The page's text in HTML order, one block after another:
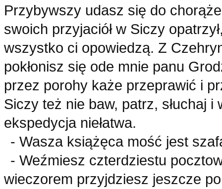
Przybywszy udasz się do
swoich przyjaciół w Siczy
wszystko ci opowiedzą. Z
pokłonisz się ode mnie panu
przez porohy każe przeprawić i
Siczy też nie baw, patrz, słuchaj
ekspedycja niełatwa.
- Wasza książęca mość jest
- Weźmiesz czterdziestu
wieczorem przyjdziesz jeszcze